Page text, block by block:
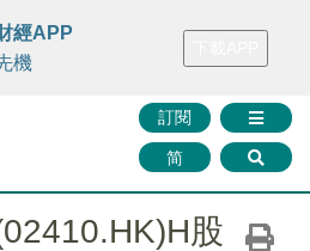
FINMETA 財華證券 媒體矩陣
訂閱
简
經APP
機
股